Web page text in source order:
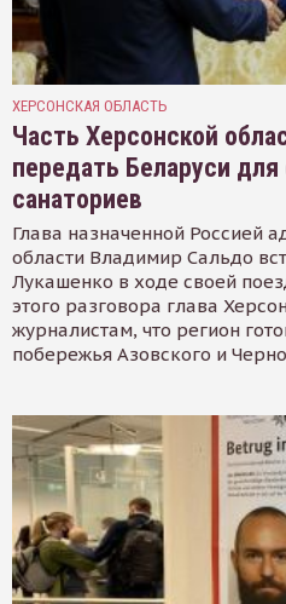
ХЕРСОНСКАЯ ОБЛАСТЬ
Часть Херсонской
передать Беларуси
санаториев
Глава назначенной Россией
области Владимир Сальдо
Лукашенко в ходе своей
этого разговора глава
журналистам, что регион
побережья Азовского и